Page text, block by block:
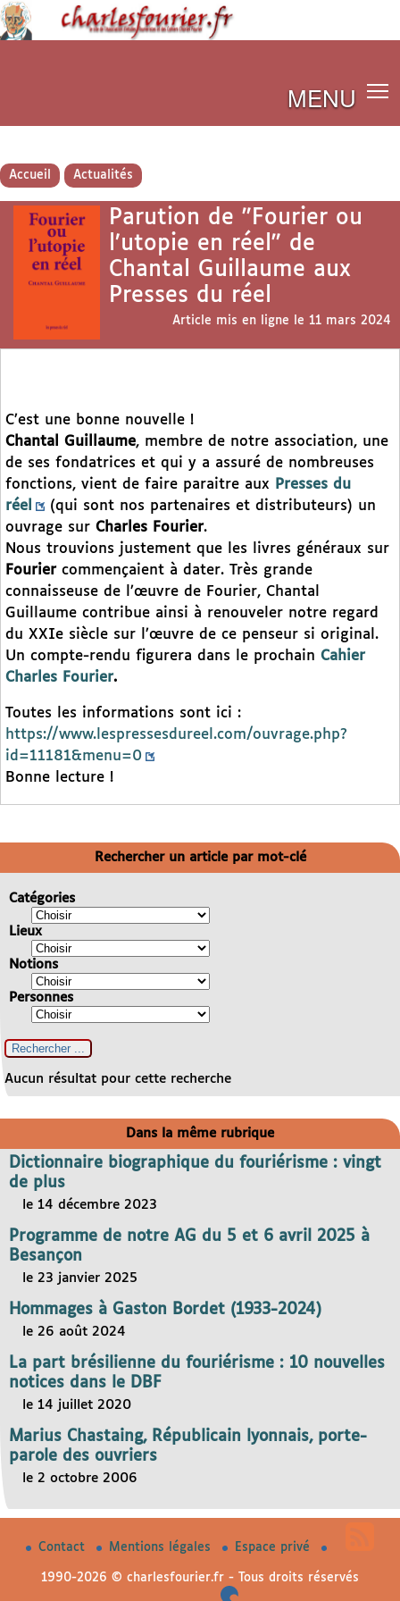
MENU
Accueil Actualités
Parution de "Fourier ou
l’utopie en réel" de
Chantal Guillaume aux
Presses du réel
Article mis en ligne le 11 mars 2024
C’est une bonne nouvelle !
Chantal Guillaume, membre de notre association, une
de ses fondatrices et qui y a assuré de nombreuses
fonctions, vient de faire paraitre aux
Presses du
réel
(qui sont nos partenaires et distributeurs) un
ouvrage sur Charles Fourier.
Nous trouvions justement que les livres généraux sur
Fourier commençaient à dater. Très grande
connaisseuse de l’œuvre de Fourier, Chantal
Guillaume contribue ainsi à renouveler notre regard
du XXIe siècle sur l’œuvre de ce penseur si original.
Un compte-rendu figurera dans le prochain Cahier
Charles Fourier.
Toutes les informations sont ici :
https://www.lespressesdureel.com/ouvrage.php?
id=11181&menu=0
Bonne lecture !
Rechercher un article par mot-clé
Catégories
Lieux
Notions
Personnes
Aucun résultat pour cette recherche
Dans la même rubrique
Dictionnaire biographique du fouriérisme : vingt
de plus
le 14 décembre 2023
Programme de notre AG du 5 et 6 avril 2025 à
Besançon
le 23 janvier 2025
Hommages à Gaston Bordet (1933-2024)
le 26 août 2024
La part brésilienne du fouriérisme : 10 nouvelles
notices dans le DBF
le 14 juillet 2020
Marius Chastaing, Républicain lyonnais, porte-
parole des ouvriers
le 2 octobre 2006
Contact Mentions légales Espace privé
1990-2026 © charlesfourier.fr - Tous droits réservés